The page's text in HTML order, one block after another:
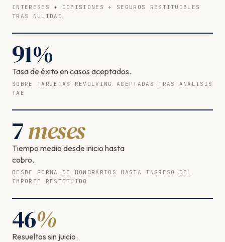
INTERESES + COMISIONES + SEGUROS RESTITUIBLES
TRAS NULIDAD
91%
Tasa de éxito en casos aceptados.
SOBRE TARJETAS REVOLVING ACEPTADAS TRAS ANÁLISIS
TAE
7meses
Tiempo medio desde inicio hasta
cobro.
DESDE FIRMA DE HONORARIOS HASTA INGRESO DEL
IMPORTE RESTITUIDO
46%
Resueltos sin juicio.